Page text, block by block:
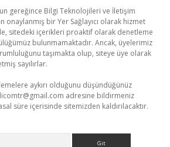
gereğince Bilgi Teknolojileri ve İletişim
onaylanmış bir Yer Sağlayıcı olarak hizmet
sitedeki içerikleri proaktif olarak denetleme
bulunmamaktadır. Ancak, üyelerimiz
taşımakta olup, siteye üye olarak
sayılırlar.
aykırı olduğunu düşündüğünüz
adresine bildirmeniz
süre içerisinde sitemizden kaldırılacaktır.